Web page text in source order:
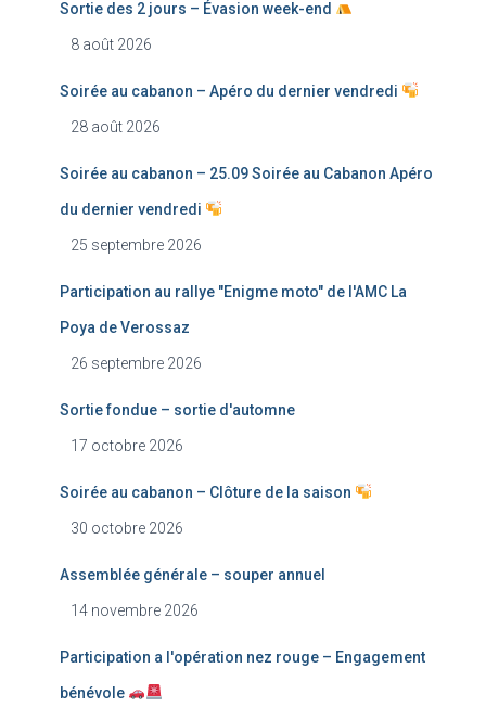
Sortie des 2 jours – Évasion week-end
8 août 2026
Soirée au cabanon – Apéro du dernier vendredi
28 août 2026
Soirée au cabanon – 25.09 Soirée au Cabanon Apéro
du dernier vendredi
25 septembre 2026
Participation au rallye "Enigme moto" de l'AMC La
Poya de Verossaz
26 septembre 2026
Sortie fondue – sortie d'automne
17 octobre 2026
Soirée au cabanon – Clôture de la saison
30 octobre 2026
Assemblée générale – souper annuel
14 novembre 2026
Participation a l'opération nez rouge – Engagement
bénévole